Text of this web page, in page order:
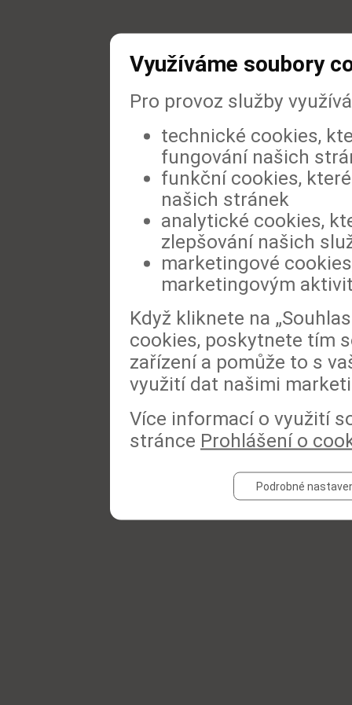
Využíváme soubory
Pro provoz služby
technické cookies,
fungování našich
funkční cookies,
našich stránek
analytické cookies,
zlepšování našich
marketingové
marketingovým
Když kliknete na
cookies, poskytnete tím
zařízení a pomůže to s
využití dat našimi
Více informací o využití
stránce Prohlášení o
Podrobné